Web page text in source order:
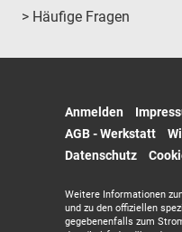
> Häufige Fragen
Anmelden
AGB - Werkstatt
Datenschutz
Weitere Informationen
und zu den offiziellen
gegebenenfalls zum